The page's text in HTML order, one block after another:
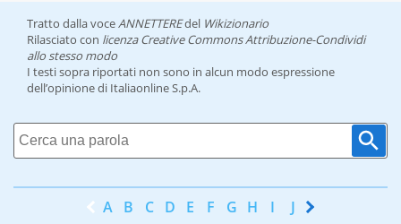
Tratto dalla voceANNETTEREdel Wikizionario
Rilasciato con licenza Creative Commons Attribuzione-Condividi
allo stesso modo
I testi sopra riportati non sono in alcun modo espressione
dell’opinione di Italiaonline S.p.A.
A B C D E F G H I J K